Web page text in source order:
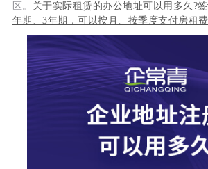
区。 关于实际租赁的办公地址可以用多久?
年期、3年期，可以按月、按季度支付房租费